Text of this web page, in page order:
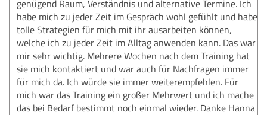
genügend Raum, Verständnis und alternative Termine. Ich
habe mich zu jeder Zeit im Gespräch wohl gefühlt und habe
tolle Strategien für mich mit ihr ausarbeiten können,
welche ich zu jeder Zeit im Alltag anwenden kann. Das war
mir sehr wichtig. Mehrere Wochen nach dem Training hat
sie mich kontaktiert und war auch für Nachfragen immer
für mich da. Ich würde sie immer weiterempfehlen. Für
mich war das Training ein großer Mehrwert und ich mache
das bei Bedarf bestimmt noch einmal wieder. Danke Hanna